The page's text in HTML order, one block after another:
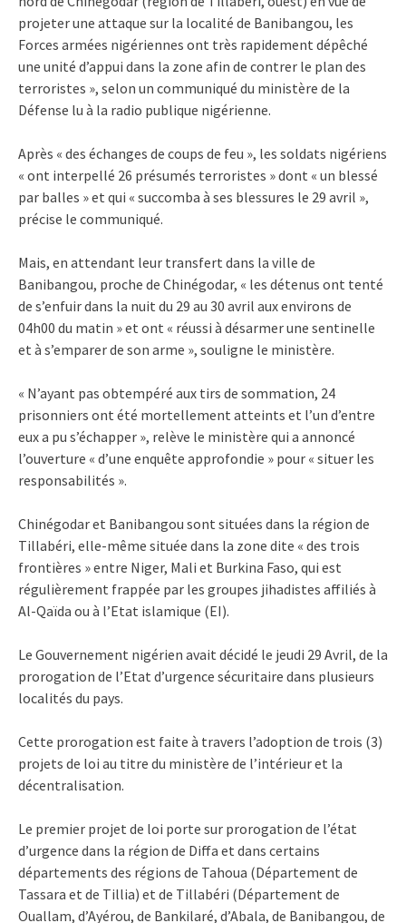
projeter une attaque sur la localité de Banibangou, les
Forces armées nigériennes ont très rapidement dépêché
une unité d’appui dans la zone afin de contrer le plan des
terroristes », selon un communiqué du ministère de la
Défense lu à la radio publique nigérienne.
Après « des échanges de coups de feu », les soldats nigériens
« ont interpellé 26 présumés terroristes » dont « un blessé
par balles » et qui « succomba à ses blessures le 29 avril »,
précise le communiqué.
Mais, en attendant leur transfert dans la ville de
Banibangou, proche de Chinégodar, « les détenus ont tenté
de s’enfuir dans la nuit du 29 au 30 avril aux environs de
04h00 du matin » et ont « réussi à désarmer une sentinelle
et à s’emparer de son arme », souligne le ministère.
« N’ayant pas obtempéré aux tirs de sommation, 24
prisonniers ont été mortellement atteints et l’un d’entre
eux a pu s’échapper », relève le ministère qui a annoncé
l’ouverture « d’une enquête approfondie » pour « situer les
responsabilités ».
Chinégodar et Banibangou sont situées dans la région de
Tillabéri, elle-même située dans la zone dite « des trois
frontières » entre Niger, Mali et Burkina Faso, qui est
régulièrement frappée par les groupes jihadistes affiliés à
Al-Qaïda ou à l’Etat islamique (EI).
Le Gouvernement nigérien avait décidé le jeudi 29 Avril, de la
prorogation de l’Etat d’urgence sécuritaire dans plusieurs
localités du pays.
Cette prorogation est faite à travers l’adoption de trois (3)
projets de loi au titre du ministère de l’intérieur et la
décentralisation.
Le premier projet de loi porte sur prorogation de l’état
d’urgence dans la région de Diffa et dans certains
départements des régions de Tahoua (Département de
Tassara et de Tillia) et de Tillabéri (Département de
Ouallam, d’Ayérou, de Bankilaré, d’Abala, de Banibangou, de